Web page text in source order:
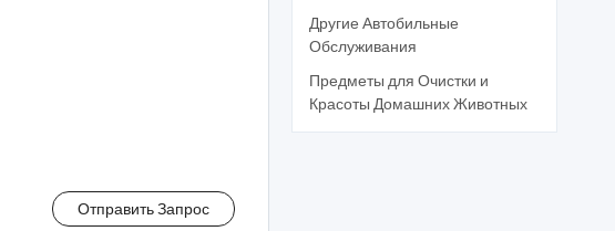
Отправить Запрос
Другие Автобильные
Обслуживания
Предметы для Очистки и
Красоты Домашних Животных